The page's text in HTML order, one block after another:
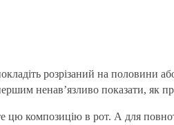
розрізаний на половини
ненав’язливо показати, як
цю композицію в рот. А для